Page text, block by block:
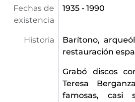
Fechas de
existencia
1935 - 1990
Historia
Barítono,
restauración
Grabó discos
Teresa
famosas, casi